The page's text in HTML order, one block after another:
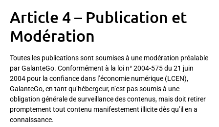
Article 4 – Publication et
Modération
Toutes les publications sont soumises à une modération préalable
par GalanteGo. Conformément à la loi n° 2004-575 du 21 juin
2004 pour la confiance dans l’économie numérique (LCEN),
GalanteGo, en tant qu’hébergeur, n’est pas soumis à une
obligation générale de surveillance des contenus, mais doit retirer
promptement tout contenu manifestement illicite dès qu’il en a
connaissance.